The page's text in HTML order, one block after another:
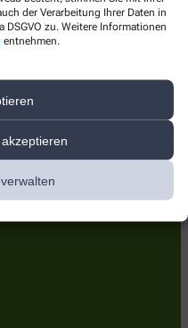
der Verarbeitung Ihrer Daten in
zu. Weitere Informationen
entnehmen.